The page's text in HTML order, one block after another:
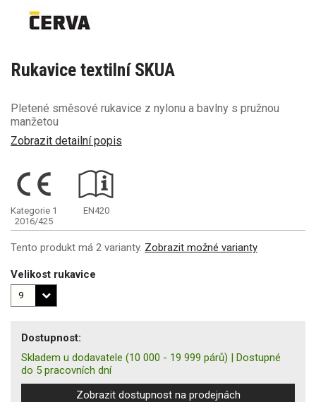
Rukavice textilní SKUA
Pletené směsové rukavice z nylonu a bavlny s pružnou
manžetou
Zobrazit detailní popis
Kategorie 1
2016/425
EN420
Tento produkt má 2 varianty. Zobrazit možné varianty
Velikost rukavice
Dostupnost:
Skladem u dodavatele (10 000 - 19 999 párů) | Dostupné
do 5 pracovních dní
Zobrazit dostupnost na prodejnách